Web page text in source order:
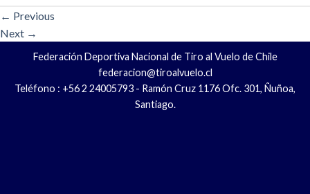
← Previous
Next →
Federación Deportiva Nacional de Tiro al Vuelo de Chile
federacion@tiroalvuelo.cl
Teléfono : +56 2 24005793 - Ramón Cruz 1176 Ofc. 301, Ñuñoa,
Santiago.